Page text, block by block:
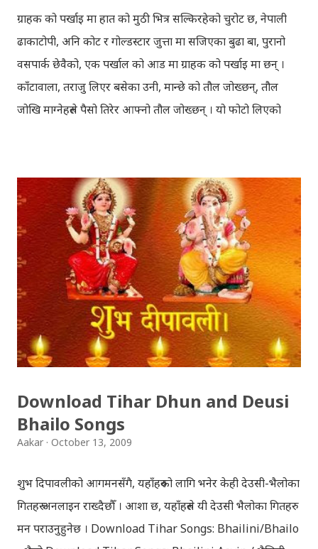
by her friend Bisakha everywhere she went. Radha
faces...
ग्राहक को पर्खाइ मा हात को मुठी भित्र सल्किरहेको चुरोट छ, नेपाली
ढाकाटोपी, अनि कोट र गोल्डस्टार जुत्ता मा सजिएका बुढा बा, पुरानो
वसपार्क छेवैको, एक पर्खाल को आड मा ग्राहक को पर्खाइ मा छन् ।
काँटावाला, तराजु लिएर बसेका उनी, मान्छे को तौल जोख्छन्, तौल
जोखि माग्नेहरुले पैसो तिरेर आफ्नो तौल जोख्छन् । यो फोटो लिएको
चुरोट तान्दै आफैँ मा हराइरहेका झैँ देखिन्थेँ । ढल्किँदो दिन त्रिपुरेश्वर मा
अवस्थित मन्दिर को फोटो खिच्दा, पश्चिम मा सूर्य डुब्न लागिसकेको
थियो । कोलाहाल को बिचमा उभिएको मन्दिर आफू मा चाँहि साह्रै शान्त
छ । पुल्चोक मा आयोजित लोकस २०१० हेरेर फर्किँदै गर्दा, थकाइ मार्ने
उद्देश्य ले यही मन्दिर मा एकछिन अडिएको थिँए । झोलुङ्गे पुल ललितपुर
बालकुमारी मा, मनोहरा खोला माथि रहेको झोलुंङ्गे पुल ! यो फोटो
खिच्दा, मौसम सफा थिएन, हल्का वर्षा भइरहेथ्यो । त्यसदिन केही
साथिहरु को साथ मा, नयाँ वानेश्वर, शंखमुल हुँदै यो झोलुङ्गे पुल तरेर,
बालकुमारी हु...
Download Tihar Dhun and Deusi
Bhailo Songs
Aakar October 13, 2009
शुभ दिपावलीको आगमनसँगै, यहाँहरुको लागि भनेर केही देउसी-भैलोका
गितहरु अनलाइन राख्दैछौँ । आशा छ, यहाँहरुले यी देउसी भैलोका गितहरु
मन पराउनुहुनेछ । Download Tihar Songs: Bhailini/Bhailo